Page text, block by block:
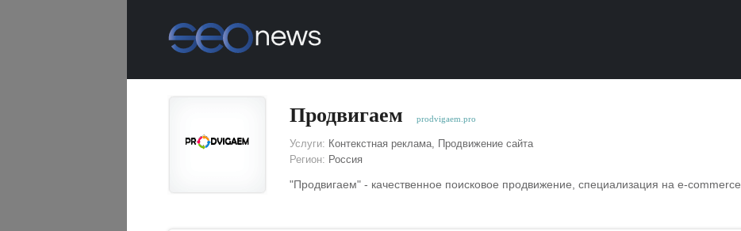
Продвигаем prodvigaem.pro
Услуги: Контекстная реклама, Продвижение сайта
Регион: Россия
"Продвигаем" - качественное поисковое продвижение, специализация на e-commerce